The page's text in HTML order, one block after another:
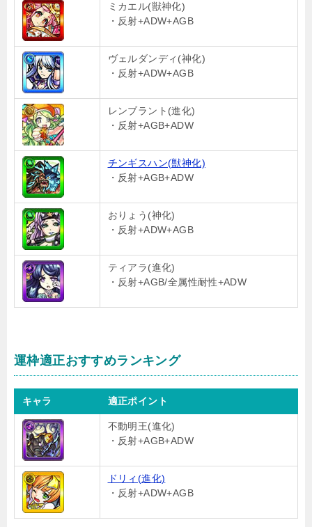
ミカエル(獣神化)
・反射+ADW+AGB
ヴェルダンディ(神化)
・反射+ADW+AGB
レンブラント(進化)
・反射+AGB+ADW
チンギスハン(獣神化)
・反射+AGB+ADW
おりょう(神化)
・反射+ADW+AGB
ティアラ(進化)
・反射+AGB/全属性耐性+ADW
運枠適正おすすめランキング
キャラ 適正ポイント
不動明王(進化)
・反射+AGB+ADW
ドリィ(進化)
・反射+ADW+AGB